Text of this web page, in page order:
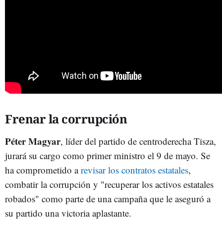
Frenar la corrupción
Péter Magyar, líder del partido de centroderecha Tisza,
jurará su cargo como primer ministro el 9 de mayo. Se
ha comprometido arevisar los contratos estatales,
combatir la corrupción y "recuperar los activos estatales
robados" como parte de una campaña que le aseguró a
su partido una victoria aplastante.